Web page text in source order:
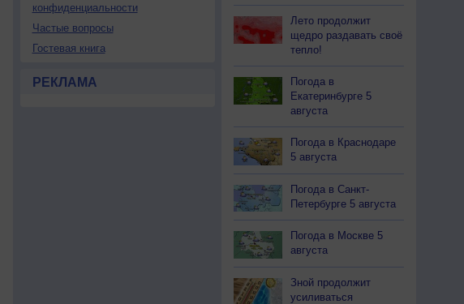
конфиденциальности
Частые вопросы
Гостевая книга
РЕКЛАМА
Лето продолжит
щедро раздавать своё
тепло!
Погода в
Екатеринбурге 5
августа
Погода в Краснодаре
5 августа
Погода в Санкт-
Петербурге 5 августа
Погода в Москве 5
августа
Зной продолжит
усиливаться